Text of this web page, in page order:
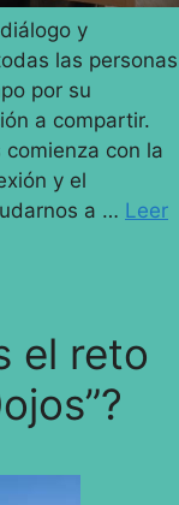
y
las personas
por su
a compartir.
con la
y el
a … Leer
el reto